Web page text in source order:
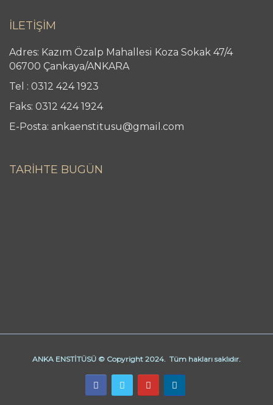
İLETİŞİM
Adres: Kazım Özalp Mahallesi Koza Sokak 47/4
06700 Çankaya/ANKARA
Tel : 0312 424 1923
Faks: 0312 424 1924
E-Posta: ankaenstitusu@gmail.com
TARİHTE BUGÜN
ANKA ENSTİTÜSÜ © Copyright 2024. Tüm hakları saklıdır.